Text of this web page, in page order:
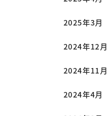
2025年3月
2024年12月
2024年11月
2024年4月